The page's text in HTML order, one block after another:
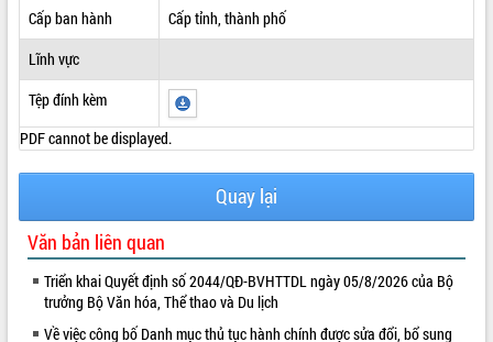
Cấp ban hành
Cấp tỉnh, thành phố
Lĩnh vực
Tệp đính kèm
PDF cannot be displayed.
Quay lại
Văn bản liên quan
Triển khai Quyết định số 2044/QĐ-BVHTTDL ngày 05/8/2026 của Bộ
trưởng Bộ Văn hóa, Thể thao và Du lịch
Về việc công bố Danh mục thủ tục hành chính được sửa đổi, bổ sung